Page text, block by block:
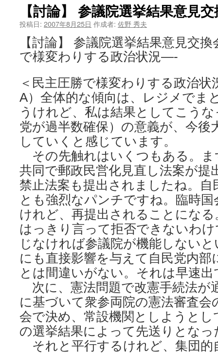
【討論】 参議院選挙結果意見
投稿日: 2007年8月25日 作成者: 佐野 秀夫
【討論】 参議院選挙結果意
で様変わりする政治状況—-
＜民主圧勝で様変わりする政治状
A）全体的な傾向は、レジメでま
うけれど、私は結果としてこう
党が過半数確保）の意義が、今後
していくと感じています。
その先触れはいくつもある。ま
共同で郵政民営化見直し法案が提
禁止法案も提出されましたね。
とも強烈なパンチですね。臨時
けれど、再提出されることにな
はっきり言って拒否できないわ
じなければ参議院が機能しない
にも直接影響を与えて自民党内
とは間違いがない。それは早速
次に、憲法問題で改憲手続法が
に基づいて衆参両院の憲法審査会
会で決め、常設機関としようと
の選挙結果によって先送りとな
それと平行するけれど、集団的